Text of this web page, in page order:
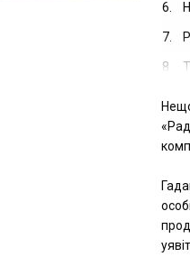
6.
7.
8.